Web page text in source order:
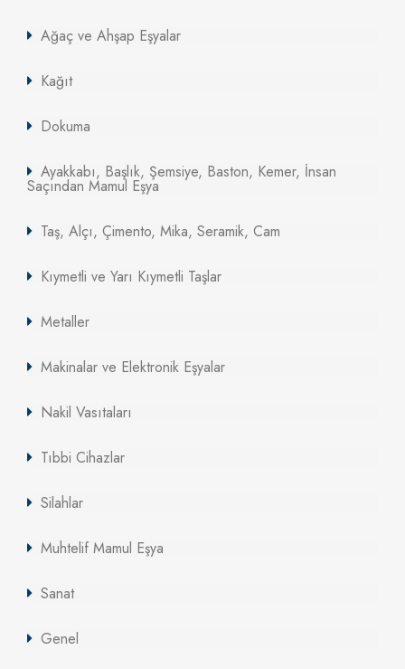
Ağaç ve Ahşap Eşyalar
Kağıt
Dokuma
Ayakkabı, Başlık, Şemsiye, Baston, Kemer, İnsan
Saçından Mamul Eşya
Taş, Alçı, Çimento, Mika, Seramik, Cam
Kıymetli ve Yarı Kıymetli Taşlar
Metaller
Makinalar ve Elektronik Eşyalar
Nakil Vasıtaları
Tıbbi Cihazlar
Silahlar
Muhtelif Mamul Eşya
Sanat
Genel